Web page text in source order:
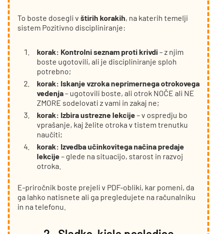
To boste dosegli v štirih korakih, na katerih temelji
sistem Pozitivno discipliniranje:
korak: Kontrolni seznam proti krivdi– z njim
boste ugotovili, ali je discipliniranje sploh
potrebno;
korak: Iskanje vzroka neprimernega otrokovega
vedenja– ugotovili boste, ali otrok NOČE ali NE
ZMORE sodelovati z vami in zakaj ne;
korak: Izbira ustrezne lekcije– v ospredju bo
vprašanje, kaj želite otroka v tistem trenutku
naučiti;
korak: Izvedba učinkovitega načina predaje
lekcije– glede na situacijo, starost in razvoj
otroka.
E-priročnik boste prejeli v PDF-obliki, kar pomeni, da
ga lahko natisnete ali ga pregledujete na računalniku
in na telefonu.